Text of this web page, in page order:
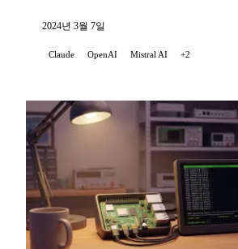
2024년 3월 7일
Claude OpenAI Mistral AI +2